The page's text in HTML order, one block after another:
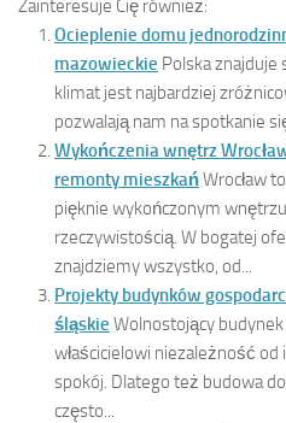
Zainteresuje Cię również:
Ocieplenie domu
mazowieckie Polska znajduje
klimat jest najbardziej
pozwalają nam na spotkanie
Wykończenia wnętrz
remonty mieszkańWrocław
pięknie wykończonym
rzeczywistością. W bogatej
znajdziemy wszystko, od...
Projekty budynków
śląskie Wolnostojący
właścicielowi niezależność
spokój. Dlatego też budowa
często...